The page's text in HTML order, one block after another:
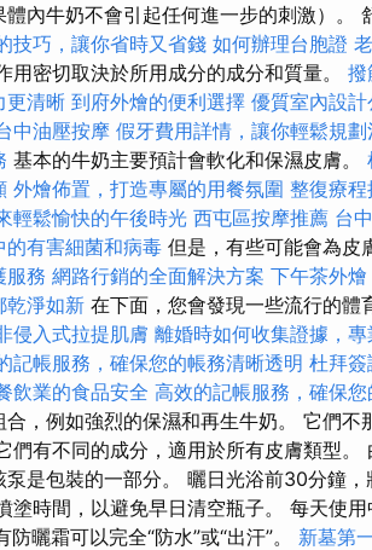
內牛奶不會引起任何進一步的刺激）。
技巧，讓你省時又省錢 如何辦理台胞證
用密切取決於所用成分的成分和質量。 撥
更清晰 到府外燴的便利選擇 優質室內設
中油壓按摩 假牙費用詳情，讓你輕鬆規劃
基本的牛奶主要預計會軟化和保濕皮膚。
外燴佈置，打造專屬的用餐氛圍 整復療程
輕鬆愉快的午後時光 西屯區按摩推薦 台
有害細菌和病毒 但是，有些可能會為皮
服務 網路行銷的全面解決方案 下午茶外
乾淨如新 在下面，您會發現一些流行的體
侵入式拉提肌膚 離婚時如何收集證據，
記帳服務，確保您的帳務清晰透明 杜拜
飲業的食品安全 高效的記帳服務，確保
，例如強烈的保濕和再生牛奶。 它們不
們有不同的成分，適用於所有皮膚類型
是包裝的一部分。 曬日光浴前30分鐘
塗時間，以避免早日清空瓶子。 每天使
曬霜可以完全“防水”或“出汗”。 新墓第